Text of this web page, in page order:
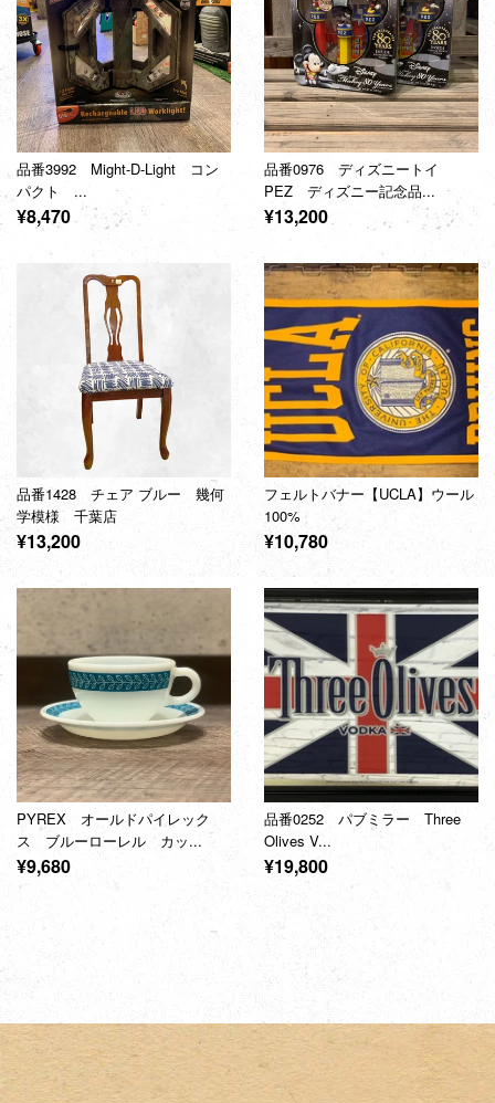
品番3992 Might-D-Light コン
パクト ...
通
¥8,470
品番0976 ディズニートイ
PEZ ディズニー記念品...
通
価
格
¥13,200
品番1428 チェア ブルー 幾何
学模様 千葉店
通
価
¥13,200
フェルトバナー【UCLA】ウール
100%
通
価
格
¥10,780
PYREX オールドパイレック
ス ブルーローレル カッ...
通
常
¥9,680
品番0252 パブミラー Three
Olives V...
通
¥19,800